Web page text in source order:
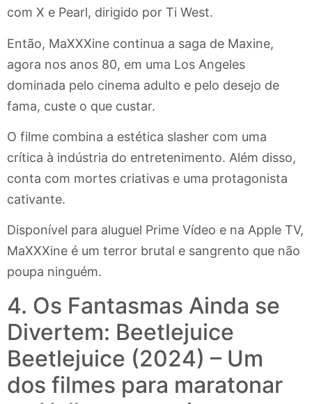
com X e Pearl, dirigido por Ti West.
Então, MaXXXine continua a saga de Maxine,
agora nos anos 80, em uma Los Angeles
dominada pelo cinema adulto e pelo desejo de
fama, custe o que custar.
O filme combina a estética slasher com uma
crítica à indústria do entretenimento. Além disso,
conta com mortes criativas e uma protagonista
cativante.
Disponível para aluguel Prime Vídeo e na Apple TV,
MaXXXine é um terror brutal e sangrento que não
poupa ninguém.
4. Os Fantasmas Ainda se
Divertem: Beetlejuice
Beetlejuice (2024) – Um
dos filmes para maratonar